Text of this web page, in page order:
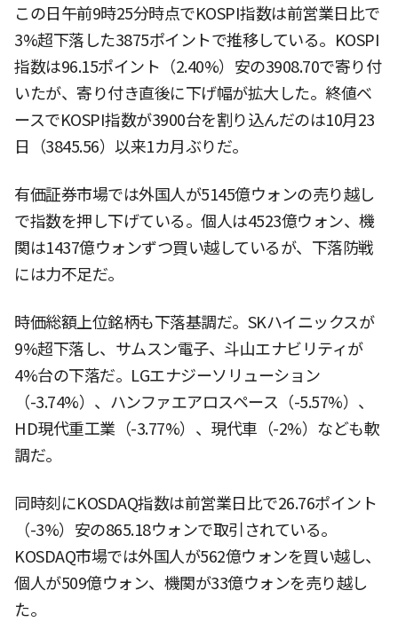
この日午前9時25分時点でKOSPI指数は前営業日比で
3%超下落した3875ポイントで推移している。KOSPI
指数は96.15ポイント（2.40%）安の3908.70で寄り付
いたが、寄り付き直後に下げ幅が拡大した。終値ベ
ースでKOSPI指数が3900台を割り込んだのは10月23
日（3845.56）以来1カ月ぶりだ。
有価証券市場では外国人が5145億ウォンの売り越し
で指数を押し下げている。個人は4523億ウォン、機
関は1437億ウォンずつ買い越しているが、下落防戦
には力不足だ。
時価総額上位銘柄も下落基調だ。SKハイニックスが
9%超下落し、サムスン電子、斗山エナビリティが
4%台の下落だ。LGエナジーソリューション
（-3.74%）、ハンファエアロスペース（-5.57%）、
HD現代重工業（-3.77%）、現代車（-2%）なども軟
調だ。
同時刻にKOSDAQ指数は前営業日比で26.76ポイント
（-3%）安の865.18ウォンで取引されている。
KOSDAQ市場では外国人が562億ウォンを買い越し、
個人が509億ウォン、機関が33億ウォンを売り越し
た。